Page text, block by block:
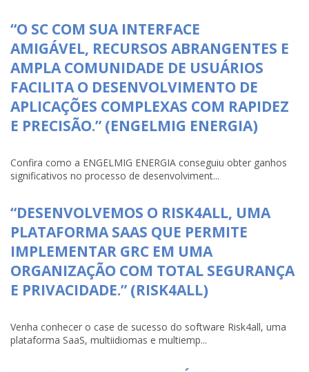
“O SC COM SUA INTERFACE
AMIGÁVEL, RECURSOS ABRANGENTES E
AMPLA COMUNIDADE DE USUÁRIOS
FACILITA O DESENVOLVIMENTO DE
APLICAÇÕES COMPLEXAS COM RAPIDEZ
E PRECISÃO.” (ENGELMIG ENERGIA)
Confira como a ENGELMIG ENERGIA conseguiu obter ganhos
significativos no processo de desenvolviment...
“DESENVOLVEMOS O RISK4ALL, UMA
PLATAFORMA SAAS QUE PERMITE
IMPLEMENTAR GRC EM UMA
ORGANIZAÇÃO COM TOTAL SEGURANÇA
E PRIVACIDADE.” (RISK4ALL)
Venha conhecer o case de sucesso do software Risk4all, uma
plataforma SaaS, multiidiomas e multiemp...